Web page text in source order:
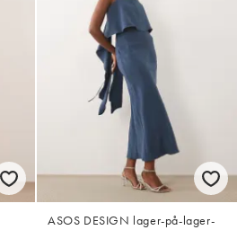
ASOS DESIGN lager-på-lager-